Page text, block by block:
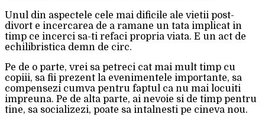
Unul din aspectele cele mai dificile ale vietii post-
divort e incercarea de a ramane un tata implicat in
timp ce incerci sa-ti refaci propria viata. E un act de
echilibristica demn de circ.
Pe de o parte, vrei sa petreci cat mai mult timp cu
copiii, sa fii prezent la evenimentele importante, sa
compensezi cumva pentru faptul ca nu mai locuiti
impreuna. Pe de alta parte, ai nevoie si de timp pentru
tine, sa socializezi, poate sa intalnesti pe cineva nou.